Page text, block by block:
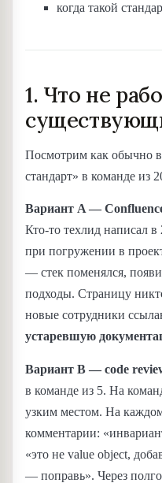
когда такой
1. Что не
Посмотрим как обычно
стандарт» в команде из
Вариант A —
Кто-то техлид написал
при погружении в
— стек поменялся,
подходы. Страницу
новые сотрудники
устаревшую
Вариант B — code
в команде из 5. На
узким местом. На
комментарии:
«это не value object,
— поправь». Через